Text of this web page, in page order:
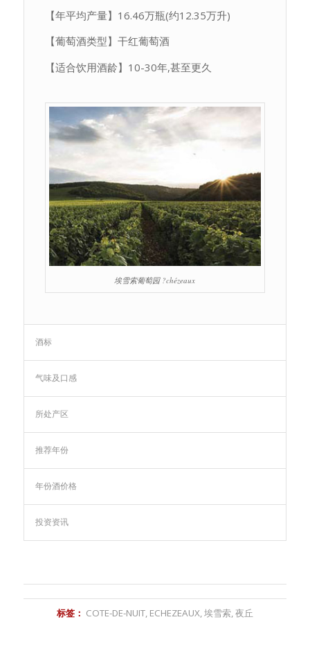
【年平均产量】16.46万瓶(约12.35万升)
【葡萄酒类型】干红葡萄酒
【适合饮用酒龄】10-30年,甚至更久
埃雪索葡萄园 ?chézeaux
酒标
气味及口感
所处产区
推荐年份
年份酒价格
投资资讯
标签： COTE-DE-NUIT, ECHEZEAUX,埃雪索,夜丘